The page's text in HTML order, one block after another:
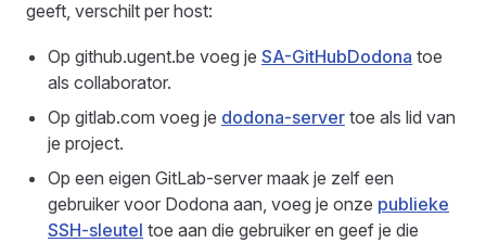
geeft, verschilt per host:
Op github.ugent.be voeg je SA-GitHubDodona toe
als collaborator.
Op gitlab.com voeg je dodona-server toe als lid van
je project.
Op een eigen GitLab-server maak je zelf een
gebruiker voor Dodona aan, voeg je onze publieke
SSH-sleutel toe aan die gebruiker en geef je die